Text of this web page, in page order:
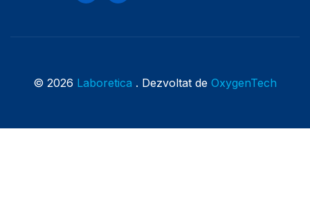
© 2026 Laboretica . Dezvoltat de OxygenTech